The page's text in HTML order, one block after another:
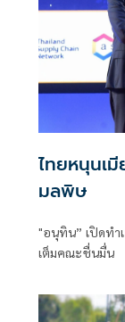
ไทยหนุนเมียน
มลพิษ
"อนุทิน” เปิดท
เต็มคณะชื่นมื่น